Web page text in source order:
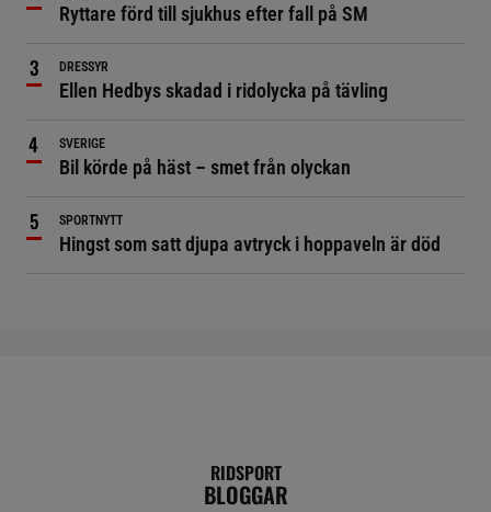
Ryttare förd till sjukhus efter fall på SM
DRESSYR
Ellen Hedbys skadad i ridolycka på tävling
SVERIGE
Bil körde på häst – smet från olyckan
SPORTNYTT
Hingst som satt djupa avtryck i hoppaveln är död
RIDSPORT
BLOGGAR